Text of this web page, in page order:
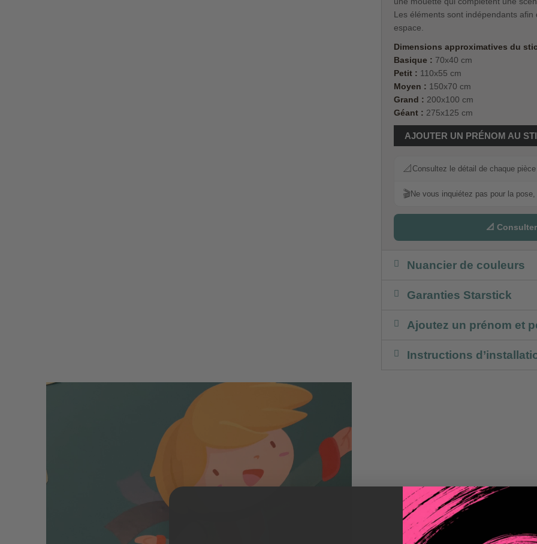
Les éléments sont indépendants
espace.
Dimensions approximatives du
Basique : 70x40 cm
Petit : 110x55 cm
Moyen : 150x70 cm
Grand : 200x100 cm
Géant : 275x125 cm
AJOUTER UN PRÉNOM AU
📐 Consultez le détail de chaque
🎬Ne vous inquiétez pas pour la
📐
Nuancier de couleurs
Garanties Starstick
Ajoutez un prénom et
Instructions